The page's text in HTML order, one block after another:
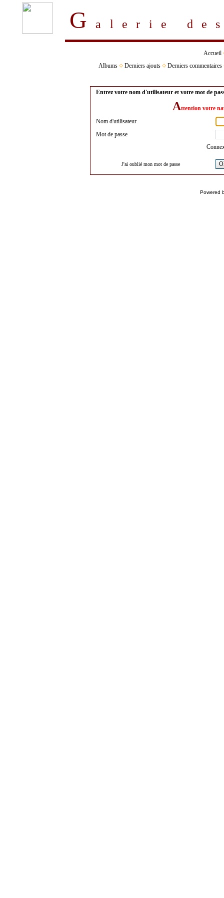
Galerie
Accueil
Albums
Derniers ajouts Derniers commentaires
Entrez votre nom d'utilisateur et votre mot de
Attention votre
Nom d'utilisateur
Mot de passe
J'ai oublié mon mot de passe
Powered